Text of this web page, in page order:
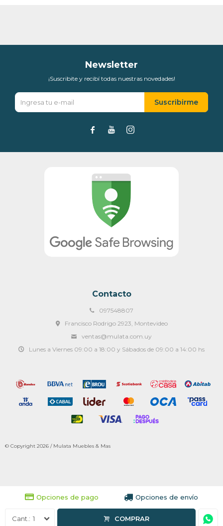
Opciones de pago Opciones de envío
COMPRAR
1
Contacto
097548807
Francisco Rodrigo 2923, Montevideo
ventas@mulata.com.uy
Lunes a Viernes 09:00 a 18:00 y Sábados de 09:00 a 14:00 hs
Newsletter
¡Suscribite y recibí todas nuestras novedades!
Suscribirme
  
© Copyright 2026 / Mulata Muebles & Mas